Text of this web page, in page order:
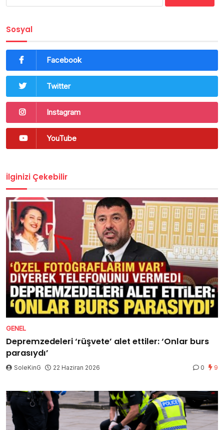
Sosyal
Facebook
Twitter
Instagram
YouTube
İlginizi Çekebilir
GENEL
Depremzedeleri ‘rüşvete’ alet ettiler: ‘Onlar burs
parasıydı’
SoleKinG 22 Haziran 2026 0 9